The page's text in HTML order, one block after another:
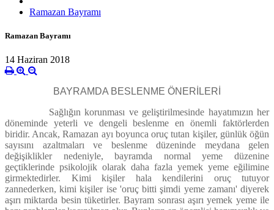
Ramazan Bayramı
Ramazan Bayramı
14 Haziran 2018
BAYRAMDA BESLENME ÖNERİLERİ
Sağlığın korunması ve geliştirilmesinde hayatımızın her
döneminde yeterli ve dengeli beslenme en önemli faktörlerden
biridir. Ancak, Ramazan ayı boyunca oruç tutan kişiler, günlük öğün
sayısını azaltmaları ve beslenme düzeninde meydana gelen
değişiklikler nedeniyle, bayramda normal yeme düzenine
geçtiklerinde psikolojik olarak daha fazla yemek yeme eğilimine
girmektedirler. Kimi kişiler hala kendilerini oruç tutuyor
zannederken, kimi kişiler ise 'oruç bitti şimdi yeme zamanı' diyerek
aşırı miktarda besin tüketirler. Bayram sonrası aşırı yemek yeme ile